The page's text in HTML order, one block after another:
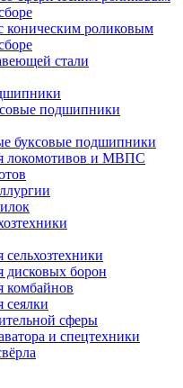
коническим роликовым
стали
подшипники
буксовые подшипники
локомотивов и МВПС
борон
сферы
и спецтехники